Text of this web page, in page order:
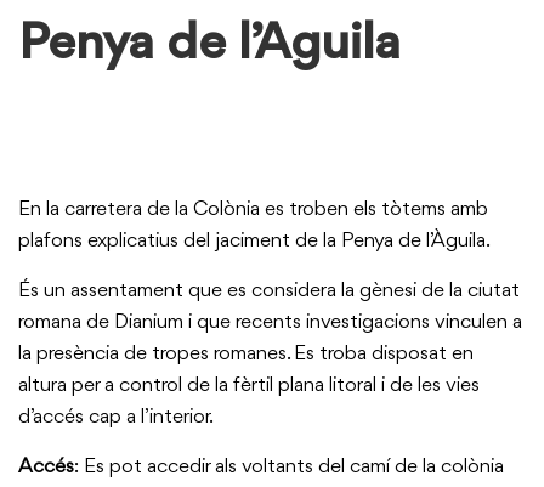
Penya de l’Aguila
En la carretera de la Colònia es troben els tòtems amb
plafons explicatius del jaciment de la Penya de l’Àguila.
És un assentament que es considera la gènesi de la ciutat
romana de Dianium i que recents investigacions vinculen a
la presència de tropes romanes. Es troba disposat en
altura per a control de la fèrtil plana litoral i de les vies
d’accés cap a l’interior.
Accés: Es pot accedir als voltants del camí de la colònia